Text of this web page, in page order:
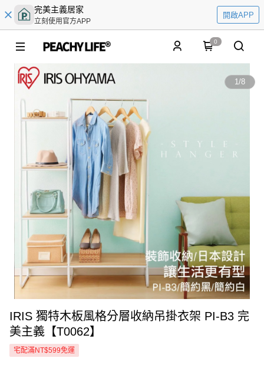
完美主義居家
立刻使用官方APP
開啟APP
0
1/8
IRIS 獨特木板風格分層收納吊掛衣架 PI-B3 完
美主義【T0062】
宅配滿NT$599免運